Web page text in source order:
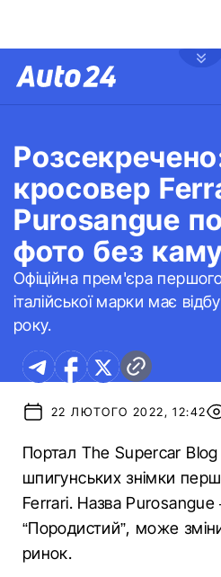
кросовер
Purosangue
фото без
Офіційна прем'єра
італійської марки має
року.
22 ЛЮТОГО 2022, 12:42
Портал The Supercar
шпигунських знімки
Ferrari. Назва Purosangue
“Породистий”, може
ринок.